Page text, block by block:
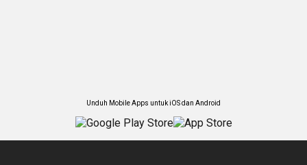
Unduh Mobile Apps untuk iOS dan Android